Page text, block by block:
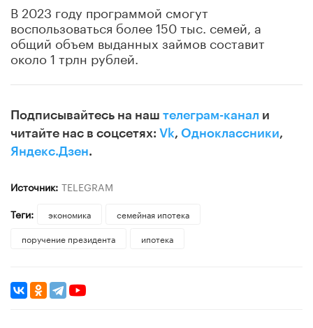
В 2023 году программой смогут
воспользоваться более 150 тыс. семей, а
общий объем выданных займов составит
около 1 трлн рублей.
Подписывайтесь на наш телеграм-канал и
читайте нас в соцсетях: Vk, Одноклассники,
Яндекс.Дзен.
Источник: TELEGRAM
Теги:
экономика
семейная ипотека
поручение президента
ипотека